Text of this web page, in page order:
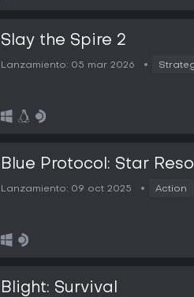
Slay the Spire 2
Lanzamiento: 05 mar 2026
Blue Protocol: Star
Lanzamiento: 09 oct 2025 Action
Blight: Survival